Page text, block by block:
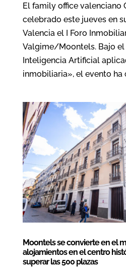
El family office valenciano
celebrado este jueves en
Valencia el I Foro
Valgime/Moontels. Bajo
Inteligencia Artificial
inmobiliaria», el evento ha
Moontels se convierte en el
alojamientos en el centro
superar las 500 plazas